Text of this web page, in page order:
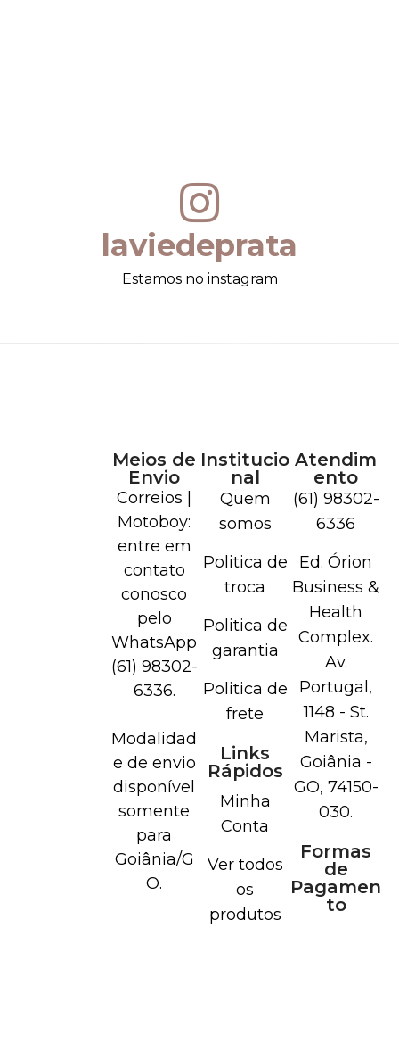
laviedeprata
Estamos no instagram
Meios de
Envio
Correios |
Motoboy:
entre em
contato
conosco
pelo
WhatsApp
(61) 98302-
6336.
Modalidad
e de envio
disponível
somente
para
Goiânia/G
O.
Institucio
nal
Quem
somos
Politica de
troca
Politica de
garantia
Politica de
frete
Links
Rápidos
Minha
Conta
Ver todos
os
produtos
Atendim
ento
(61) 98302-
6336
Ed. Órion
Business &
Health
Complex.
Av.
Portugal,
1148 - St.
Marista,
Goiânia -
GO, 74150-
030.
Formas
de
Pagamen
to